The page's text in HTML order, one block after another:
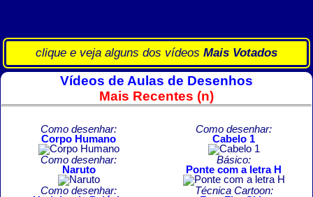
clique e veja alguns dos vídeos Mais Votados
Vídeos de Aulas de Desenhos
Mais Recentes (n)
Como desenhar:
Corpo Humano
Como desenhar:
Cabelo 1
Como desenhar:
Naruto
Básico:
Ponte com a letra H
Como desenhar:
Técnica Cartoon: